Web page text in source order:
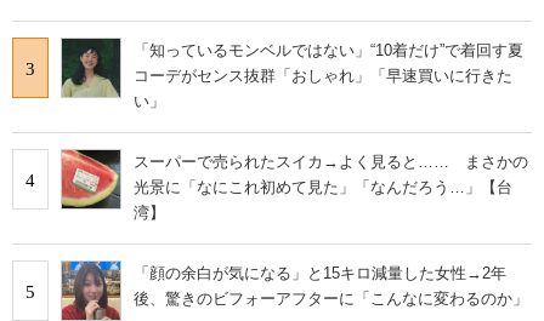
3
「知っているモンベルではない」“10着だけ”で着回す夏
コーデがセンス抜群「おしゃれ」「早速買いに行きた
い」
4
スーパーで売られたスイカ→よく見ると…… まさかの
光景に「なにこれ初めて見た」「なんだろう…」【台
湾】
5
「顔の余白が気になる」と15キロ減量した女性→2年
後、驚きのビフォーアフターに「こんなに変わるのか」